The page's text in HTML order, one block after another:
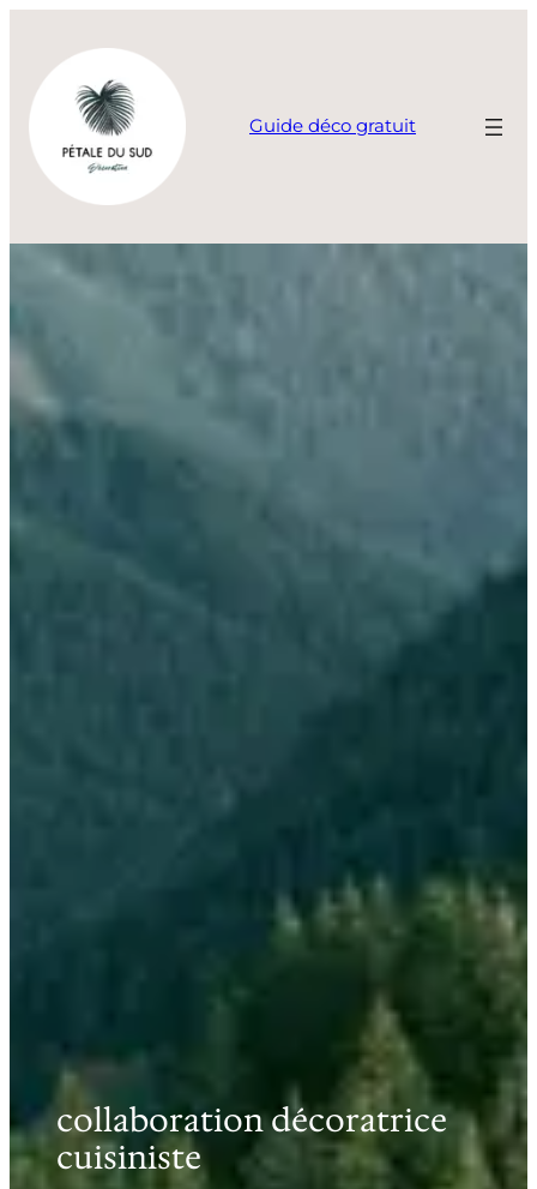
contenu
Guide déco gratuit
collaboration décoratrice
cuisiniste